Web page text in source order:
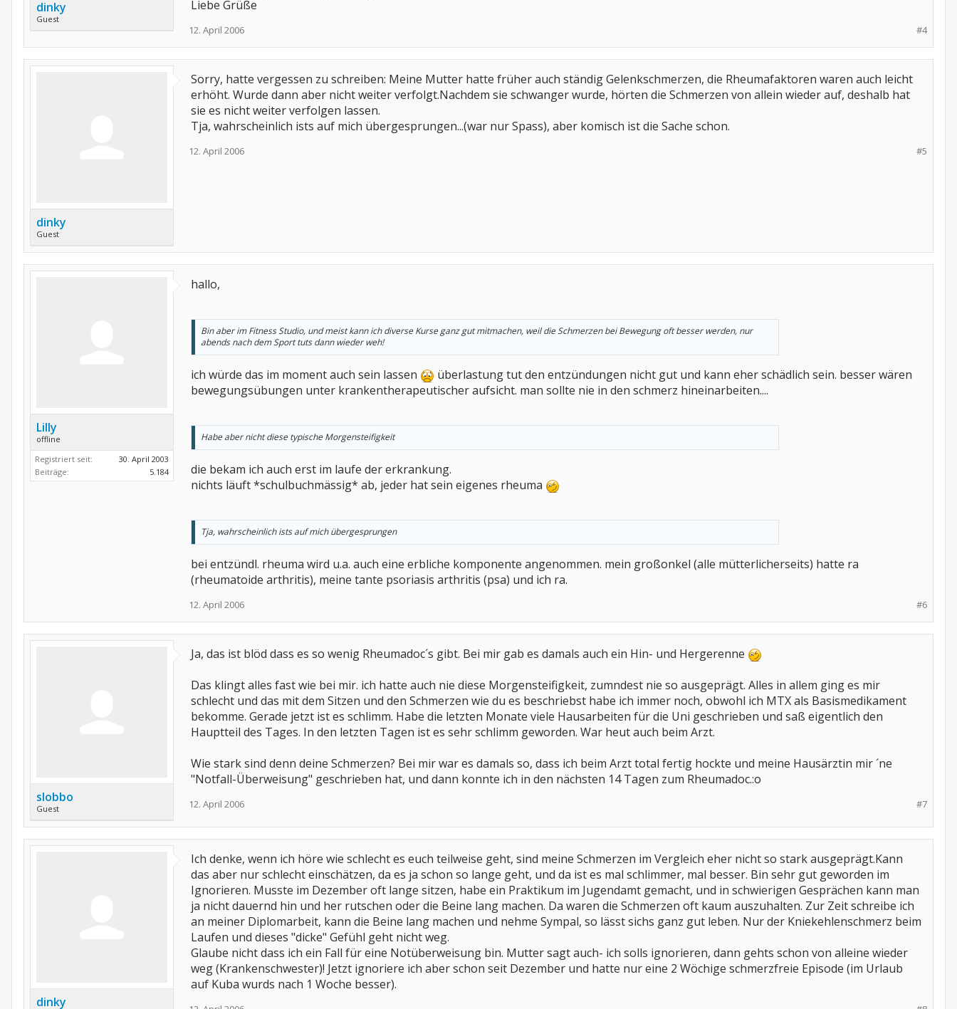
dinky
Guest
Liebe Grüße
#4
12. April 2006
dinky
Guest
Sorry, hatte vergessen zu schreiben: Meine Mutter hatte früher auch ständig Gelenkschmerzen, die Rheumafaktoren waren auch leicht
erhöht. Wurde dann aber nicht weiter verfolgt.Nachdem sie schwanger wurde, hörten die Schmerzen von allein wieder auf, deshalb hat
sie es nicht weiter verfolgen lassen.
Tja, wahrscheinlich ists auf mich übergesprungen...(war nur Spass), aber komisch ist die Sache schon.
#5
12. April 2006
Lilly
offline
Registriert seit:
30. April 2003
Beiträge:
5.184
hallo,
Bin aber im Fitness Studio, und meist kann ich diverse Kurse ganz gut mitmachen, weil die Schmerzen bei Bewegung oft besser werden, nur
abends nach dem Sport tuts dann wieder weh!
ich würde das im moment auch sein lassen
überlastung tut den entzündungen nicht gut und kann eher schädlich sein. besser wären
bewegungsübungen unter krankentherapeutischer aufsicht. man sollte nie in den schmerz hineinarbeiten....
Habe aber nicht diese typische Morgensteifigkeit
die bekam ich auch erst im laufe der erkrankung.
nichts läuft *schulbuchmässig* ab, jeder hat sein eigenes rheuma
Tja, wahrscheinlich ists auf mich übergesprungen
bei entzündl. rheuma wird u.a. auch eine erbliche komponente angenommen. mein großonkel (alle mütterlicherseits) hatte ra
(rheumatoide arthritis), meine tante psoriasis arthritis (psa) und ich ra.
#6
12. April 2006
slobbo
Guest
Ja, das ist blöd dass es so wenig Rheumadoc´s gibt. Bei mir gab es damals auch ein Hin- und Hergerenne
Das klingt alles fast wie bei mir. ich hatte auch nie diese Morgensteifigkeit, zumndest nie so ausgeprägt. Alles in allem ging es mir
schlecht und das mit dem Sitzen und den Schmerzen wie du es beschriebst habe ich immer noch, obwohl ich MTX als Basismedikament
bekomme. Gerade jetzt ist es schlimm. Habe die letzten Monate viele Hausarbeiten für die Uni geschrieben und saß eigentlich den
Hauptteil des Tages. In den letzten Tagen ist es sehr schlimm geworden. War heut auch beim Arzt.
Wie stark sind denn deine Schmerzen? Bei mir war es damals so, dass ich beim Arzt total fertig hockte und meine Hausärztin mir ´ne
"Notfall-Überweisung" geschrieben hat, und dann konnte ich in den nächsten 14 Tagen zum Rheumadoc.:o
#7
12. April 2006
dinky
Ich denke, wenn ich höre wie schlecht es euch teilweise geht, sind meine Schmerzen im Vergleich eher nicht so stark ausgeprägt.Kann
das aber nur schlecht einschätzen, da es ja schon so lange geht, und da ist es mal schlimmer, mal besser. Bin sehr gut geworden im
Ignorieren. Musste im Dezember oft lange sitzen, habe ein Praktikum im Jugendamt gemacht, und in schwierigen Gesprächen kann man
ja nicht dauernd hin und her rutschen oder die Beine lang machen. Da waren die Schmerzen oft kaum auszuhalten. Zur Zeit schreibe ich
an meiner Diplomarbeit, kann die Beine lang machen und nehme Sympal, so lässt sichs ganz gut leben. Nur der Kniekehlenschmerz beim
Laufen und dieses "dicke" Gefühl geht nicht weg.
Glaube nicht dass ich ein Fall für eine Notüberweisung bin. Mutter sagt auch- ich solls ignorieren, dann gehts schon von alleine wieder
weg (Krankenschwester)! Jetzt ignoriere ich aber schon seit Dezember und hatte nur eine 2 Wöchige schmerzfreie Episode (im Urlaub
auf Kuba wurds nach 1 Woche besser).